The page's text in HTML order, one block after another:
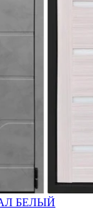
БЕЛЫЙ